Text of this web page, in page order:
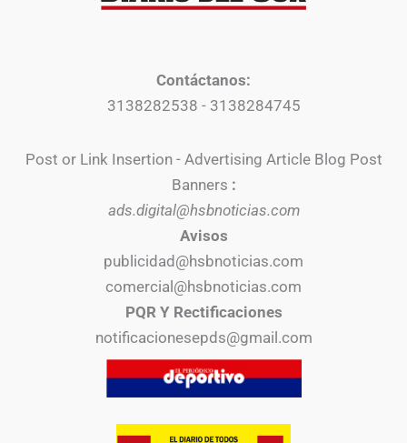
Contáctanos:
3138282538 - 3138284745
Post or Link Insertion - Advertising Article Blog Post
Banners :
ads.digital@hsbnoticias.com
Avisos
publicidad@hsbnoticias.com
comercial@hsbnoticias.com
PQR Y Rectificaciones
notificacionesepds@gmail.com